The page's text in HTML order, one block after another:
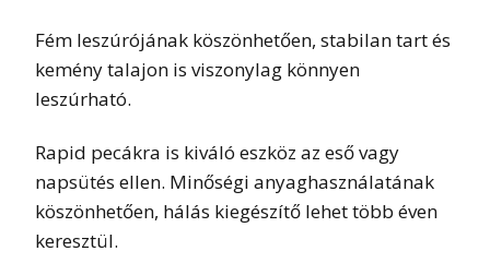
Fém leszúrójának köszönhetően, stabilan tart és
kemény talajon is viszonylag könnyen
leszúrható.
Rapid pecákra is kiváló eszköz az eső vagy
napsütés ellen. Minőségi anyaghasználatának
köszönhetően, hálás kiegészítő lehet több éven
keresztül.